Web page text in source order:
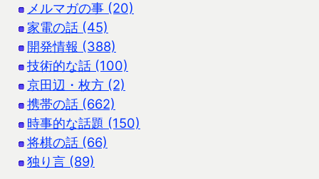
メルマガの事 (20)
家電の話 (45)
開発情報 (388)
技術的な話 (100)
京田辺・枚方 (2)
携帯の話 (662)
時事的な話題 (150)
将棋の話 (66)
独り言 (89)